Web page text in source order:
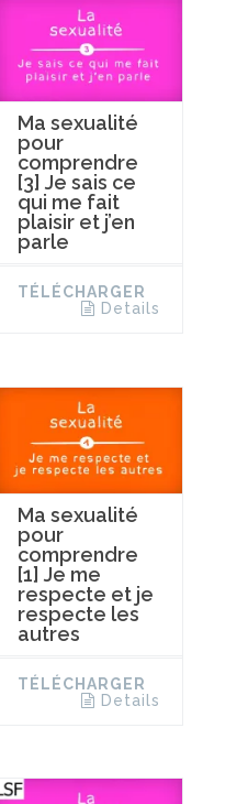
Ma sexualité
pour
comprendre
[3] Je sais ce
qui me fait
plaisir et j’en
parle
TÉLÉCHARGER
Details
Ma sexualité
pour
comprendre
[1] Je me
respecte et je
respecte les
autres
TÉLÉCHARGER
Details